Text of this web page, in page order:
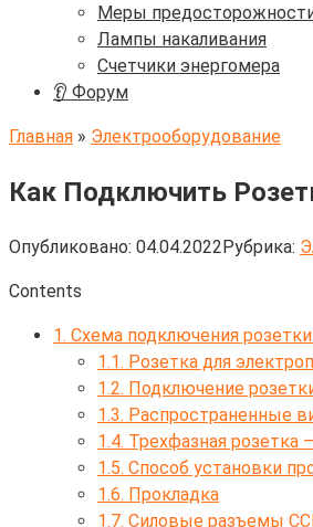
Меры
Лампы накаливания
Счетчики энергомера
👂 Форум
Главная » Электрооборудование
Как Подключить
Опубликовано: 04.04.2022Рубрика:
Contents
1. Схема подключения
1.1. Розетка для
1.2. Подключение
1.3. Распространенные
1.4. Трехфазная розетка
1.5. Способ установки
1.6. Прокладка
1.7. Силовые разъемы